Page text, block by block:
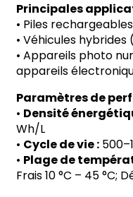
Principales
• Piles
• Véhicules hybrides
• Appareils photo
appareils
Paramètres de
• Densité
Wh/L
• Cycle de vie :500–
• Plage de
Frais 10°C – 45°C;